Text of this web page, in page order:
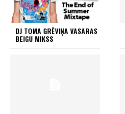
DJ TOMA GRĒVIŅA VASARAS
BEIGU MIKSS